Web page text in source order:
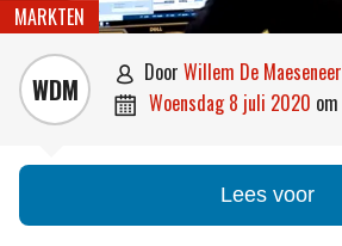
MARKTEN
WDM  door Willem De Maeseneer
 woensdag 8 juli 2020 om
Lees voor